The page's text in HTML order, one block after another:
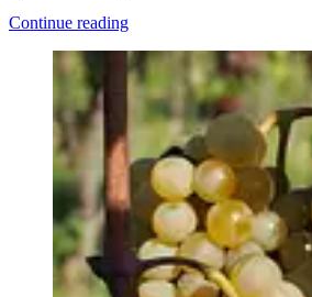
Continue reading